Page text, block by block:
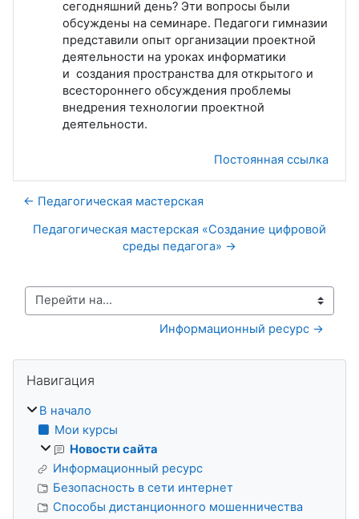
сегодняшний день? Эти вопросы были
обсуждены на семинаре. Педагоги гимназии
представили опыт организации проектной
деятельности на уроках информатики
и создания пространства для открытого и
всестороннего обсуждения проблемы
внедрения технологии проектной
деятельности.
Постоянная ссылка
← Педагогическая мастерская
Педагогическая мастерская «Создание цифровой
среды педагога» →
Перейти на...
Информационный ресурс →
Блоки
Навигация
В начало
Мои курсы
Новости сайта
Информационный ресурс
Безопасность в сети интернет
Способы дистанционного мошенничества